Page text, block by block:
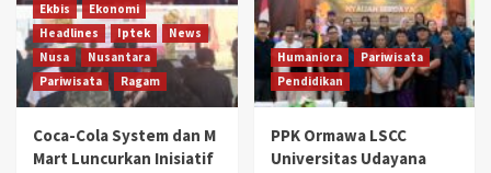
Ekbis
Ekonomi
Headlines
Iptek
News
Nusa
Nusantara
Pariwisata
Ragam
Coca-Cola System dan M
Mart Luncurkan Inisiatif
Humaniora
Pariwisata
Pendidikan
PPK Ormawa LSCC
Universitas Udayana